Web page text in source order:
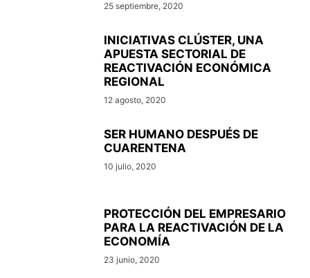
25 septiembre, 2020
INICIATIVAS CLÚSTER, UNA
APUESTA SECTORIAL DE
REACTIVACIÓN ECONÓMICA
REGIONAL
12 agosto, 2020
SER HUMANO DESPUÉS DE
CUARENTENA
10 julio, 2020
PROTECCIÓN DEL EMPRESARIO
PARA LA REACTIVACIÓN DE LA
ECONOMÍA
23 junio, 2020